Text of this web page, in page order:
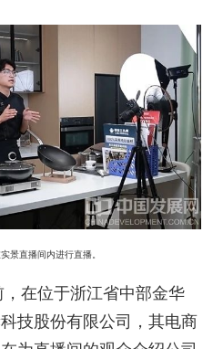
景直播间内进行直播。
，在位于浙江省中部金华
技股份有限公司，其电商